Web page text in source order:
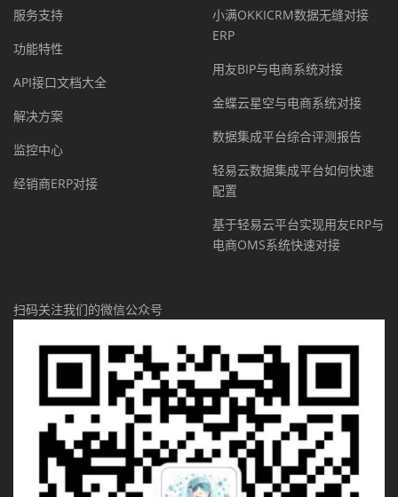
服务支持
功能特性
API接口文档大全
解决方案
监控中心
经销商ERP对接
小满OKKICRM数据无缝对接
ERP
用友BIP与电商系统对接
金蝶云星空与电商系统对接
数据集成平台综合评测报告
轻易云数据集成平台如何快速
配置
基于轻易云平台实现用友ERP与
电商OMS系统快速对接
扫码关注我们的微信公众号